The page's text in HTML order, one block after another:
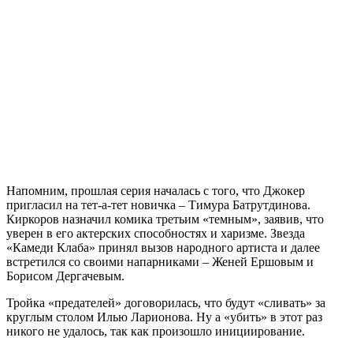
Напомним, прошлая серия началась с того, что Джокер
пригласил на тет-а-тет новичка – Тимура Батрутдинова.
Киркоров назначил комика третьим «темным», заявив, что
уверен в его актерских способностях и харизме. Звезда
«Камеди Клаба» принял вызов народного артиста и далее
встретился со своими напарниками – Женей Ершовым и
Борисом Дергачевым.
Тройка «предателей» договорилась, что будут «сливать» за
круглым столом Илью Ларионова. Ну а «убить» в этот раз
никого не удалось, так как произошло инициирование.